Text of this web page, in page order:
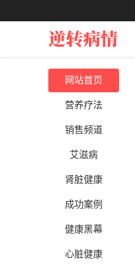
网站首页
营养疗法
销售频道
艾滋病
肾脏健康
成功案例
健康黑幕
心脏健康